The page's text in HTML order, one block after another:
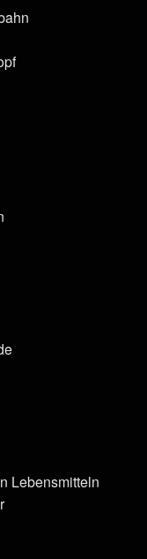
Lebensmitteln